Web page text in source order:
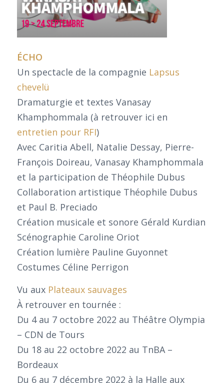
ÉCHO
Un spectacle de la compagnie Lapsus
chevelü
Dramaturgie et textes Vanasay
Khamphommala (à retrouver ici en
entretien pour RFI)
Avec Caritia Abell, Natalie Dessay, Pierre-
François Doireau, Vanasay Khamphommala
et la participation de Théophile Dubus
Collaboration artistique Théophile Dubus
et Paul B. Preciado
Création musicale et sonore Gérald Kurdian
Scénographie Caroline Oriot
Création lumière Pauline Guyonnet
Costumes Céline Perrigon
Vu aux Plateaux sauvages
À retrouver en tournée :
Du 4 au 7 octobre 2022 au Théâtre Olympia
– CDN de Tours
Du 18 au 22 octobre 2022 au TnBA –
Bordeaux
Du 6 au 7 décembre 2022 à la Halle aux